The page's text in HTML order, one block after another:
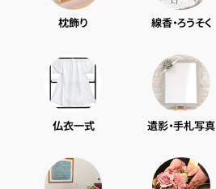
枕飾り 線香・ろうそく
仏衣一式 遺影・手札写真